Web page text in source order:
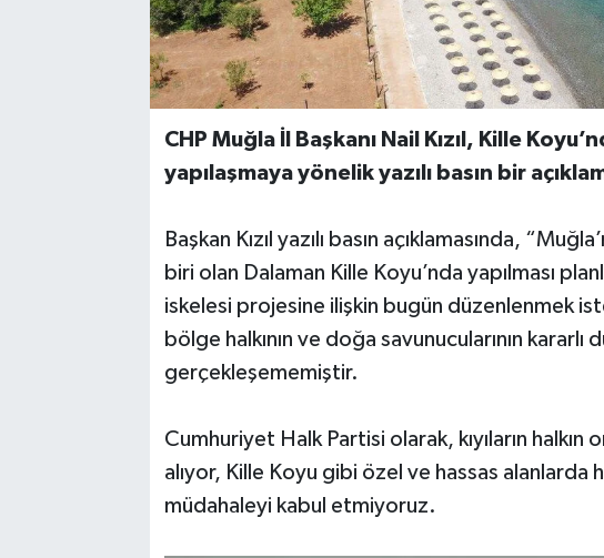
CHP Muğla İl Başkanı Nail Kızıl, Kille
yapılaşmaya yönelik yazılı basın bir
Başkan Kızıl yazılı basın açıklamasında,
biri olan Dalaman Kille Koyu’nda yapılması
iskelesi projesine ilişkin bugün düzenlenmek
bölge halkının ve doğa savunucularının kararlı
gerçekleşememiştir.
Cumhuriyet Halk Partisi olarak, kıyıların halkın
alıyor, Kille Koyu gibi özel ve hassas alanlarda
müdahaleyi kabul etmiyoruz.